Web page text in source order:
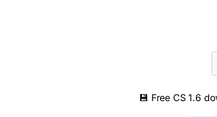
💾 Free CS 1.6